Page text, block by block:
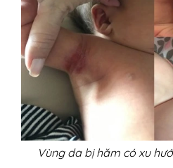
Vùng da bị hăm có xu